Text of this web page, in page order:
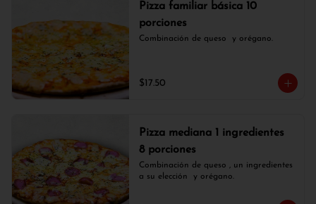
Pizza familiar básica 10
porciones
Combinación de queso  y orégano.
$17.50
Pizza mediana 1 ingredientes
8 porciones
Combinación de queso , un ingredientes
a su elección  y orégano.